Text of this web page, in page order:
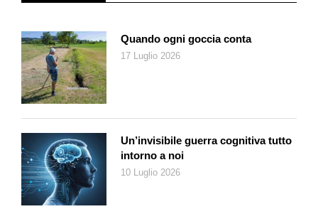
richiesta, o tramite la pagina «Messaggi di assistenza» di chi
l’ha inoltrata attraverso il proprio profilo attivo. Tramite questi
due canali ci verranno inviati la conferma della ricezione della
richiesta, le successive eventuali domande di precisazioni e,
cancellazione: «Salve. In seguito alla tua richiesta, abbiamo
rimosso questo account da Facebook. Ciò significa che
nessuno potrà accedere a questo account o vedere le
informazioni associate (ad esempio profilo, immagini,
Quando ogni goccia conta
17 Luglio 2026
Un’invisibile guerra cognitiva tutto
intorno a noi
10 Luglio 2026